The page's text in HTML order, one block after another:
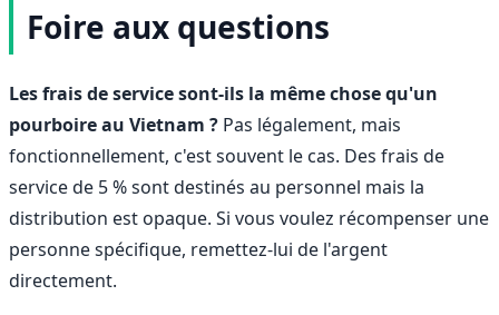
Foire aux questions
Les frais de service sont-ils la même chose qu'un
pourboire au Vietnam ? Pas légalement, mais
fonctionnellement, c'est souvent le cas. Des frais de
service de 5 % sont destinés au personnel mais la
distribution est opaque. Si vous voulez récompenser une
personne spécifique, remettez-lui de l'argent
directement.